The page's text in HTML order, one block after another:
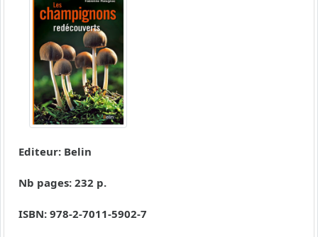
Editeur: Belin
Nb pages: 232 p.
ISBN: 978-2-7011-5902-7